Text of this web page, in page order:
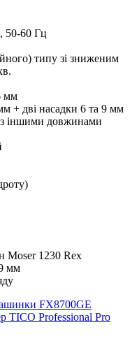
50-60 Гц
типу зі зниженим
мм
+ дві насадки 6 та 9 мм
іншими довжинами
Moser 1230 Rex
мм
FX8700GE
TICO Professional Pro